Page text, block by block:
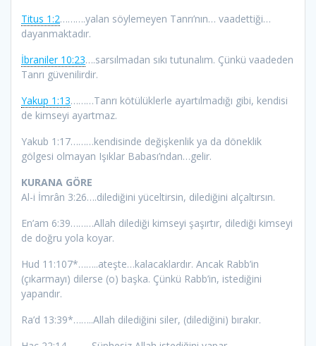
Titus 1:2……….yalan söylemeyen Tanrı’nın… vaadettiği…
dayanmaktadır.
İbraniler 10:23….sarsılmadan sıkı tutunalım. Çünkü vaadeden
Tanrı güvenilirdir.
Yakup 1:13………Tanrı kötülüklerle ayartılmadığı gibi, kendisi
de kimseyi ayartmaz.
Yakub 1:17………kendisinde değişkenlik ya da döneklik
gölgesi olmayan Işıklar Babası’ndan…gelir.
KURANA GÖRE
Al-i İmrân 3:26….dilediğini yüceltirsin, dilediğini alçaltırsın.
En’am 6:39………Allah dilediği kimseyi şaşırtır, dilediği kimseyi
de doğru yola koyar.
Hud 11:107*……..ateşte…kalacaklardır. Ancak Rabb’in
(çıkarmayı) dilerse (o) başka. Çünkü Rabb’in, istediğini
yapandır.
Ra’d 13:39*……..Allah dilediğini siler, (dilediğini) bırakır.